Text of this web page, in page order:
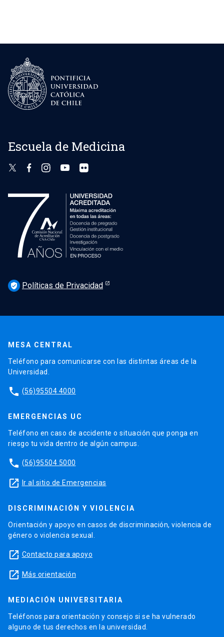
Escuela de Medicina
verified_user Políticas de Privacidad
MESA CENTRAL
Teléfono para comunicarse con las distintas áreas de la
Universidad.
phone (56)95504 4000
EMERGENCIAS UC
Teléfono en caso de accidente o situación que ponga en
riesgo tu vida dentro de algún campus.
phone (56)95504 5000
launch Ir al sitio de Emergencias
DISCRIMINACIÓN Y VIOLENCIA
Orientación y apoyo en casos de discriminación, violencia de
género o violencia sexual.
launch Contacto para apoyo
launch Más orientación
MEDIACIÓN UNIVERSITARIA
Teléfonos para orientación y consejo si se ha vulnerado
alguno de tus derechos en la universidad.